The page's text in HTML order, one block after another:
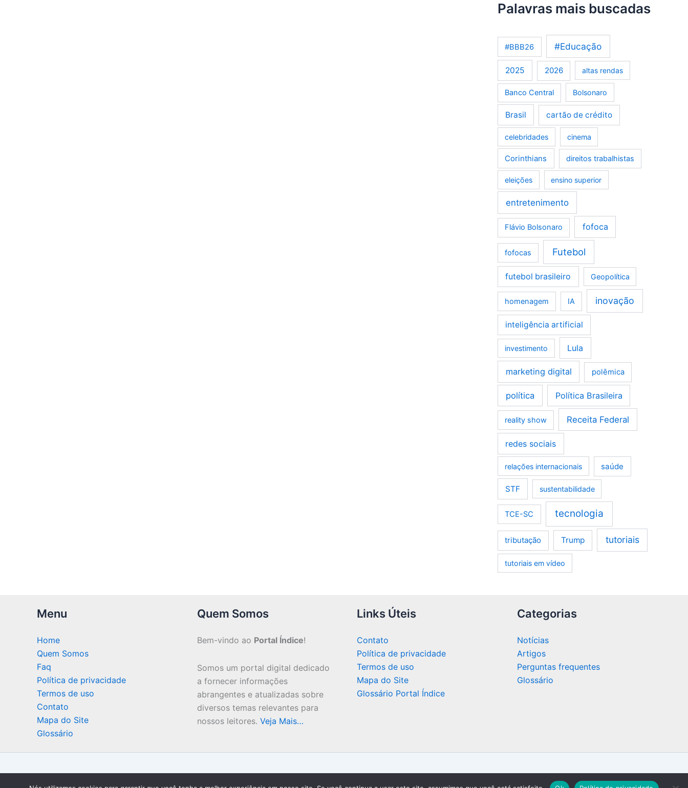
Palavras mais buscadas
#BBB26 #Educação
2025 2026 altas rendas
Banco Central Bolsonaro
Brasil cartão de crédito
celebridades cinema
Corinthians direitos trabalhistas
eleições ensino superior
entretenimento
Flávio Bolsonaro fofoca
fofocas Futebol
futebol brasileiro Geopolítica
homenagem IA inovação
inteligência artificial
investimento Lula
marketing digital polêmica
política Política Brasileira
reality show Receita Federal
redes sociais
relações internacionais saúde
STF sustentabilidade
TCE-SC tecnologia
tributação Trump tutoriais
tutoriais em vídeo
Menu
Home
Quem Somos
Faq
Política de privacidade
Termos de uso
Contato
Mapa do Site
Glossário
Quem Somos
Bem-vindo ao Portal Índice!
Somos um portal digital dedicado
a fornecer informações
abrangentes e atualizadas sobre
diversos temas relevantes para
nossos leitores. Veja Mais…
Links Úteis
Contato
Política de privacidade
Termos de uso
Mapa do Site
Glossário Portal Índice
Categorias
Notícias
Artigos
Perguntas frequentes
Glossário